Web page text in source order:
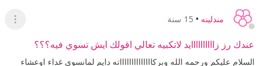
مندلينه • 15 سنة
عرض
عندك رز زاااااااااايد لاتكبيه تعالي اقولك ايش تسوي فيه؟؟؟
السلام عليكم ورحمه الله وبركااااااااااااااته دايم لمانسوي غداء اوعشاء